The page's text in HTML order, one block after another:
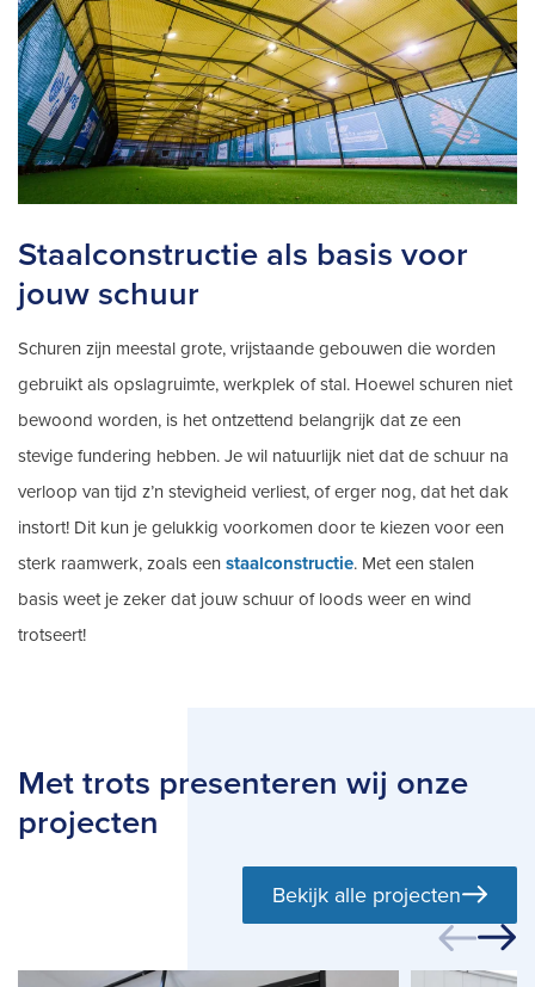
Staalconstructie als basis voor
jouw schuur
Schuren zijn meestal grote, vrijstaande gebouwen die worden
gebruikt als opslagruimte, werkplek of stal. Hoewel schuren niet
bewoond worden, is het ontzettend belangrijk dat ze een
stevige fundering hebben. Je wil natuurlijk niet dat de schuur na
verloop van tijd z’n stevigheid verliest, of erger nog, dat het dak
instort! Dit kun je gelukkig voorkomen door te kiezen voor een
sterk raamwerk, zoals eenstaalconstructie. Met een stalen
basis weet je zeker dat jouw schuur of loods weer en wind
trotseert!
Met trots presenteren wij onze
projecten
Bekijk alle projecten